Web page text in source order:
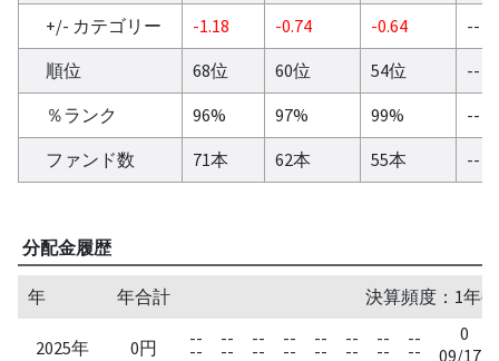
+/- カテゴリー
-1.18 -0.74 -0.64
--
順位
68位 60位 54位
--
％ランク
96% 97% 99%
--
ファンド数
71本 62本 55本 --
分配金履歴
年 年合計 決算頻度：1年
2025年 0円 --
--
--
--
--
--
--
--
--
--
--
--
--
--
--
--
0
09/17